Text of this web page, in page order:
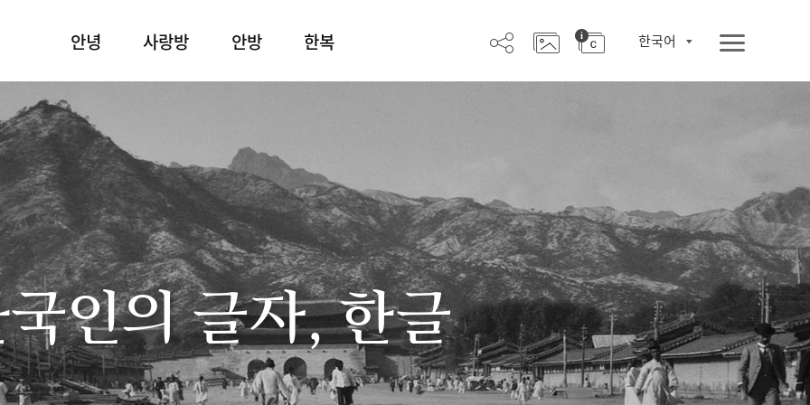
안녕 사랑방 안방 한복 한국어
인의 글자, 한글